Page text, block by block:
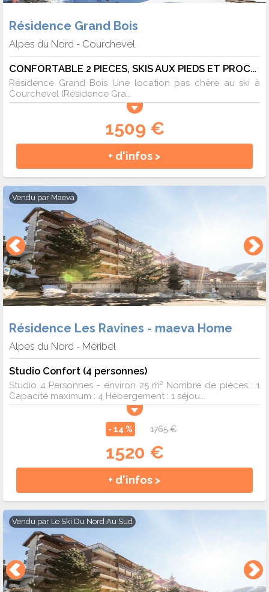
Résidence Grand Bois
Alpes du Nord - Courchevel
CONFORTABLE 2 PIECES, SKIS AUX PIEDS ET PROCHE DES COMMERCES - 4 pers. - TV
Résidence Grand Bois Une location pas chère au ski à
Courchevel (Résidence Gra...
1509 €
+ d'infos >
Vendu par Maeva
Résidence Les Ravines - maeva Home
Alpes du Nord - Méribel
Studio Confort (4 personnes)
Studio 4 Personnes - environ 25 m² Nombre de pièces : 1
Capacité maximum : 4 Hébergement : 1 séjou...
- 14 % 1765 €
1520 €
+ d'infos >
Vendu par Le Ski Du Nord Au Sud